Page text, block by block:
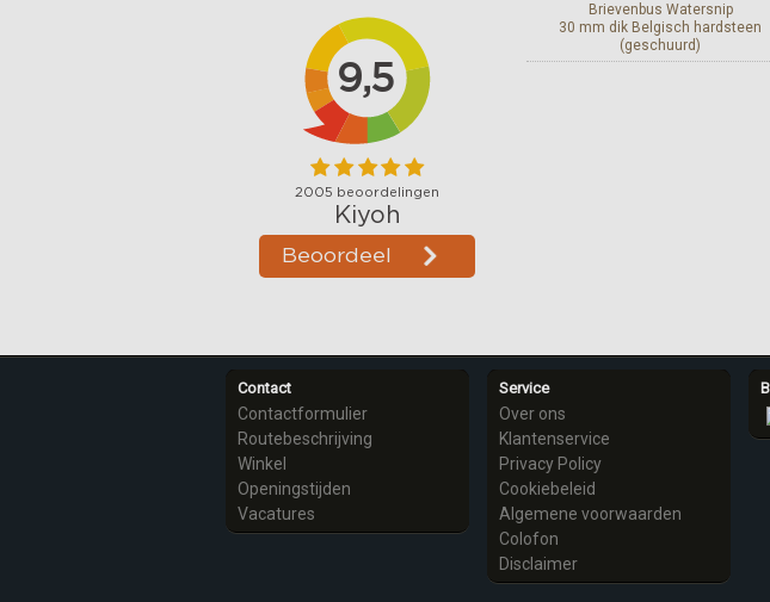
Brievenbus Watersnip
30 mm dik Belgisch hardsteen
(geschuurd)
Contact
Contactformulier
Routebeschrijving
Winkel
Openingstijden
Vacatures
Service
Over ons
Klantenservice
Privacy Policy
Cookiebeleid
Algemene voorwaarden
Colofon
Disclaimer